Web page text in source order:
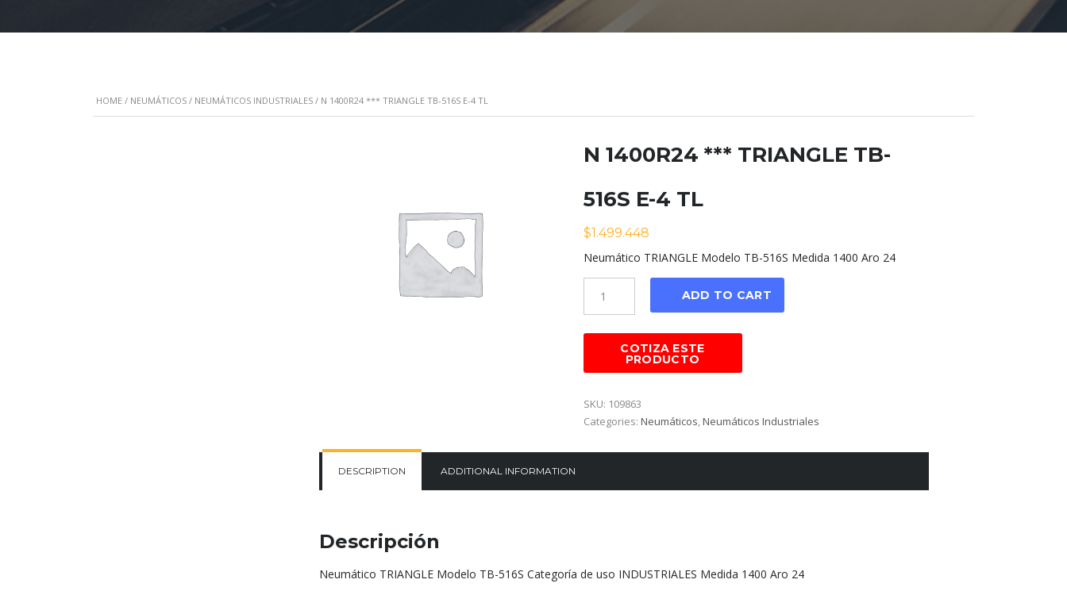
HOME / NEUMÁTICOS / NEUMÁTICOS INDUSTRIALES / N 1400R24 *** TRIANGLE TB-516S E-4 TL
N 1400R24 *** TRIANGLE TB-
516S E-4 TL
$1.499.448
Neumático TRIANGLE Modelo TB-516S Medida 1400 Aro 24
ADD TO CART
SKU: 109863
Categories: Neumáticos,Neumáticos Industriales
DESCRIPTION ADDITIONAL INFORMATION
Descripción
Neumático TRIANGLE Modelo TB-516S Categoría de uso INDUSTRIALES Medida 1400 Aro 24